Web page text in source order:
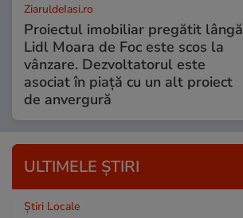
ZiaruldeIasi.ro
Proiectul imobiliar pregătit lângă
Lidl Moara de Foc este scos la
vânzare. Dezvoltatorul este
asociat în piață cu un alt proiect
de anvergură
ULTIMELE ȘTIRI
Știri Locale